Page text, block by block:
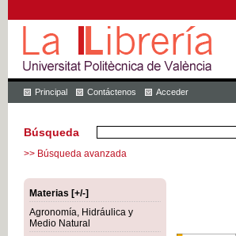
Principal Contáctenos Acceder
Búsqueda
>> Búsqueda avanzada
Materias [+/-]
Agronomía, Hidráulica y
Medio Natural